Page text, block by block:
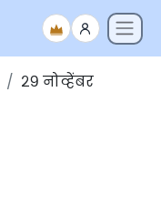
२९ नोव्हेंबर